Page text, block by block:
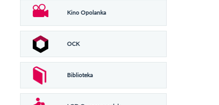
Kino Opolanka
OCK
Biblioteka